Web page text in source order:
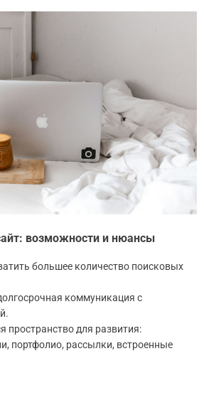
возможности и нюансы
большее количество поисковых
коммуникация с
пространство для развития:
портфолио, рассылки, встроенные